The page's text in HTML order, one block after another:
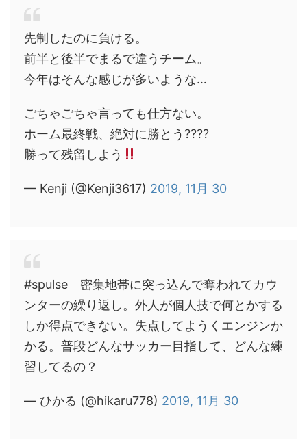
先制したのに負ける。
前半と後半でまるで違うチーム。
今年はそんな感じが多いような…
ごちゃごちゃ言っても仕方ない。
ホーム最終戦、絶対に勝とう????
勝って残留しよう
— Kenji (@Kenji3617) 2019, 11月 30
#spulse 密集地帯に突っ込んで奪われてカウ
ンターの繰り返し。外人が個人技で何とかする
しか得点できない。失点してようくエンジンか
かる。普段どんなサッカー目指して、どんな練
習してるの？
— ひかる (@hikaru778) 2019, 11月 30